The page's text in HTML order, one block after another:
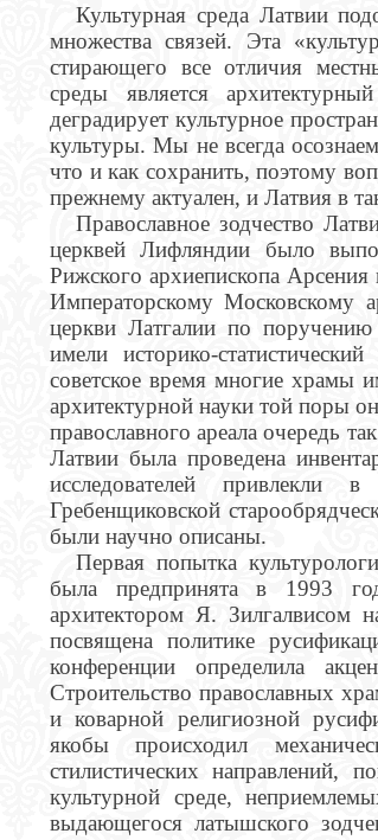
Культурная среда Латвии
множества связей. Эта
стирающего все отличия
среды является
деградирует культурное
культуры. Мы не всегда
что и как сохранить, поэтому
прежнему актуален, и Латвия в
Православное зодчество
церквей Лифляндии было
Рижского архиепископа
Императорскому Московскому
церкви Латгалии по
имели историко-
советское время многие храмы
архитектурной науки той поры
православного ареала очередь
Латвии была проведена
исследователей
Гребенщиковской
были научно описаны.
Первая попытка
была предпринята в 1993
архитектором Я. Зилгалвисом
посвящена политике
конференции определила
Cтроительство православных
и коварной религиозной
якобы происходил
стилистических
культурной среде,
выдающегося латышского